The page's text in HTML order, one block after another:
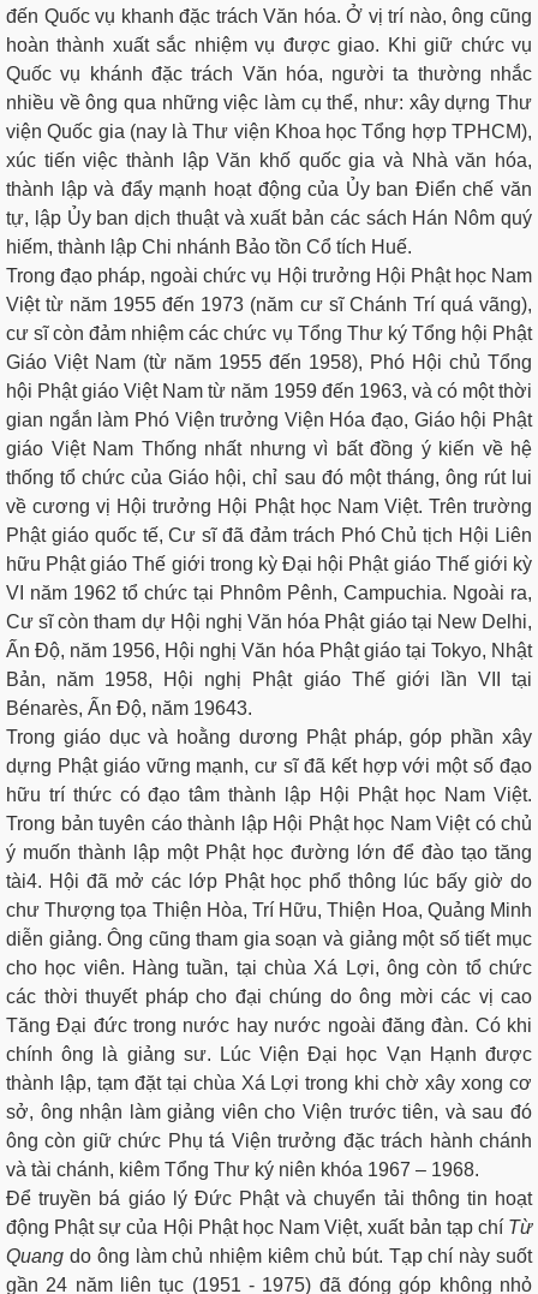
đến Quốc vụ khanh đặc trách Văn hóa. Ở vị trí nào, ông cũng
hoàn thành xuất sắc nhiệm vụ được giao. Khi giữ chức vụ
Quốc vụ khánh đặc trách Văn hóa, người ta thường nhắc
nhiều về ông qua những việc làm cụ thể, như: xây dựng Thư
viện Quốc gia (nay là Thư viện Khoa học Tổng hợp TPHCM),
xúc tiến việc thành lập Văn khố quốc gia và Nhà văn hóa,
thành lập và đẩy mạnh hoạt động của Ủy ban Điển chế văn
tự, lập Ủy ban dịch thuật và xuất bản các sách Hán Nôm quý
hiếm, thành lập Chi nhánh Bảo tồn Cổ tích Huế.
Trong đạo pháp, ngoài chức vụ Hội trưởng Hội Phật học Nam
Việt từ năm 1955 đến 1973 (năm cư sĩ Chánh Trí quá vãng),
cư sĩ còn đảm nhiệm các chức vụ Tổng Thư ký Tổng hội Phật
Giáo Việt Nam (từ năm 1955 đến 1958), Phó Hội chủ Tổng
hội Phật giáo Việt Nam từ năm 1959 đến 1963, và có một thời
gian ngắn làm Phó Viện trưởng Viện Hóa đạo, Giáo hội Phật
giáo Việt Nam Thống nhất nhưng vì bất đồng ý kiến về hệ
thống tổ chức của Giáo hội, chỉ sau đó một tháng, ông rút lui
về cương vị Hội trưởng Hội Phật học Nam Việt. Trên trường
Phật giáo quốc tế, Cư sĩ đã đảm trách Phó Chủ tịch Hội Liên
hữu Phật giáo Thế giới trong kỳ Đại hội Phật giáo Thế giới kỳ
VI năm 1962 tổ chức tại Phnôm Pênh, Campuchia. Ngoài ra,
Cư sĩ còn tham dự Hội nghị Văn hóa Phật giáo tại New Delhi,
Ấn Độ, năm 1956, Hội nghị Văn hóa Phật giáo tại Tokyo, Nhật
Bản, năm 1958, Hội nghị Phật giáo Thế giới lần VII tại
Bénarès, Ấn Độ, năm 19643.
Trong giáo dục và hoằng dương Phật pháp, góp phần xây
dựng Phật giáo vững mạnh, cư sĩ đã kết hợp với một số đạo
hữu trí thức có đạo tâm thành lập Hội Phật học Nam Việt.
Trong bản tuyên cáo thành lập Hội Phật học Nam Việt có chủ
ý muốn thành lập một Phật học đường lớn để đào tạo tăng
tài4. Hội đã mở các lớp Phật học phổ thông lúc bấy giờ do
chư Thượng tọa Thiện Hòa, Trí Hữu, Thiện Hoa, Quảng Minh
diễn giảng. Ông cũng tham gia soạn và giảng một số tiết mục
cho học viên. Hàng tuần, tại chùa Xá Lợi, ông còn tổ chức
các thời thuyết pháp cho đại chúng do ông mời các vị cao
Tăng Đại đức trong nước hay nước ngoài đăng đàn. Có khi
chính ông là giảng sư. Lúc Viện Đại học Vạn Hạnh được
thành lập, tạm đặt tại chùa Xá Lợi trong khi chờ xây xong cơ
sở, ông nhận làm giảng viên cho Viện trước tiên, và sau đó
ông còn giữ chức Phụ tá Viện trưởng đặc trách hành chánh
và tài chánh, kiêm Tổng Thư ký niên khóa 1967 – 1968.
Để truyền bá giáo lý Đức Phật và chuyển tải thông tin hoạt
động Phật sự của Hội Phật học Nam Việt, xuất bản tạp chí Từ
Quang do ông làm chủ nhiệm kiêm chủ bút. Tạp chí này suốt
gần 24 năm liên tục (1951 - 1975) đã đóng góp không nhỏ